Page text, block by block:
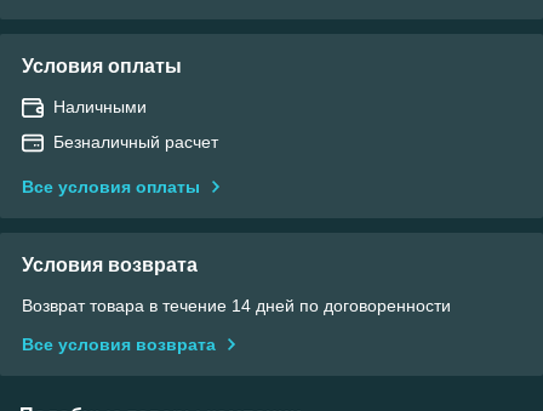
Условия оплаты
Наличными
Безналичный расчет
Все условия оплаты
Условия возврата
Возврат товара в течение 14 дней по договоренности
Все условия возврата